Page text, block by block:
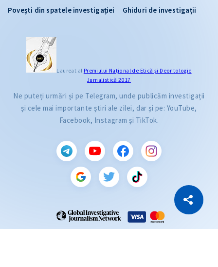
Copiază Link
Povești din spatele investigației
Ghiduri de investigații
Laureat al Premiului Naţional de Etică și Deontologie
Jurnalistică 2017
Ne puteți urmări și pe Telegram, unde publicăm investigații
și cele mai importante știri ale zilei, dar și pe: YouTube,
Facebook, Instagram și TikTok.